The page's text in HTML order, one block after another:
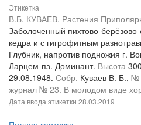
Этикетка
В.Б. КУВАЕВ. Растения
Заболоченный пихтово-
кедра и с гигрофитным
Глубник, напротив подножия г.
Ларцем-пэ. Доминант. Высота
29.08.1948. Собр. Куваев В. Б., №
журнал № 23. В молодом виде
Дата ввода этикетки 28.03.2019